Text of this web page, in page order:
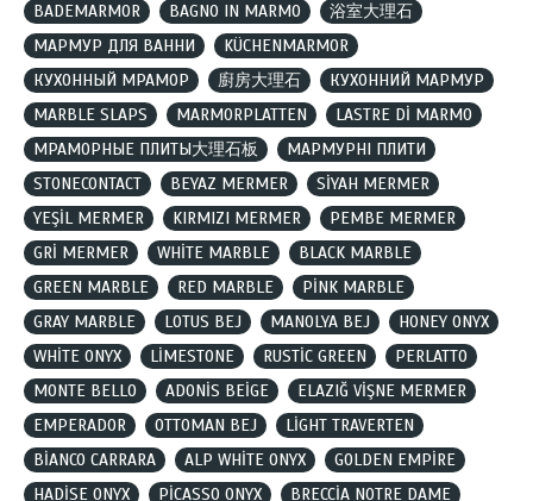
BADEMARMOR
BAGNO IN MARMO
浴室大理石
МАРМУР ДЛЯ ВАННИ
KÜCHENMARMOR
КУХОННЫЙ МРАМОР
廚房大理石
КУХОННИЙ МАРМУР
MARBLE SLAPS
MARMORPLATTEN
LASTRE Dİ MARMO
МРАМОРНЫЕ ПЛИТЫ大理石板
МАРМУРНІ ПЛИТИ
STONECONTACT
BEYAZ MERMER
SİYAH MERMER
YEŞİL MERMER
KIRMIZI MERMER
PEMBE MERMER
GRİ MERMER
WHİTE MARBLE
BLACK MARBLE
GREEN MARBLE
RED MARBLE
PİNK MARBLE
GRAY MARBLE
LOTUS BEJ MANOLYA BEJ
HONEY ONYX
WHİTE ONYX
LİMESTONE RUSTİC GREEN
PERLATTO
MONTE BELLO
ADONİS BEİGE
ELAZIĞ VİŞNE MERMER
EMPERADOR
OTTOMAN BEJ
LİGHT TRAVERTEN
BİANCO CARRARA
ALP WHİTE ONYX
GOLDEN EMPİRE
HADİSE ONYX
PİCASSO ONYX
BRECCİA NOTRE DAME